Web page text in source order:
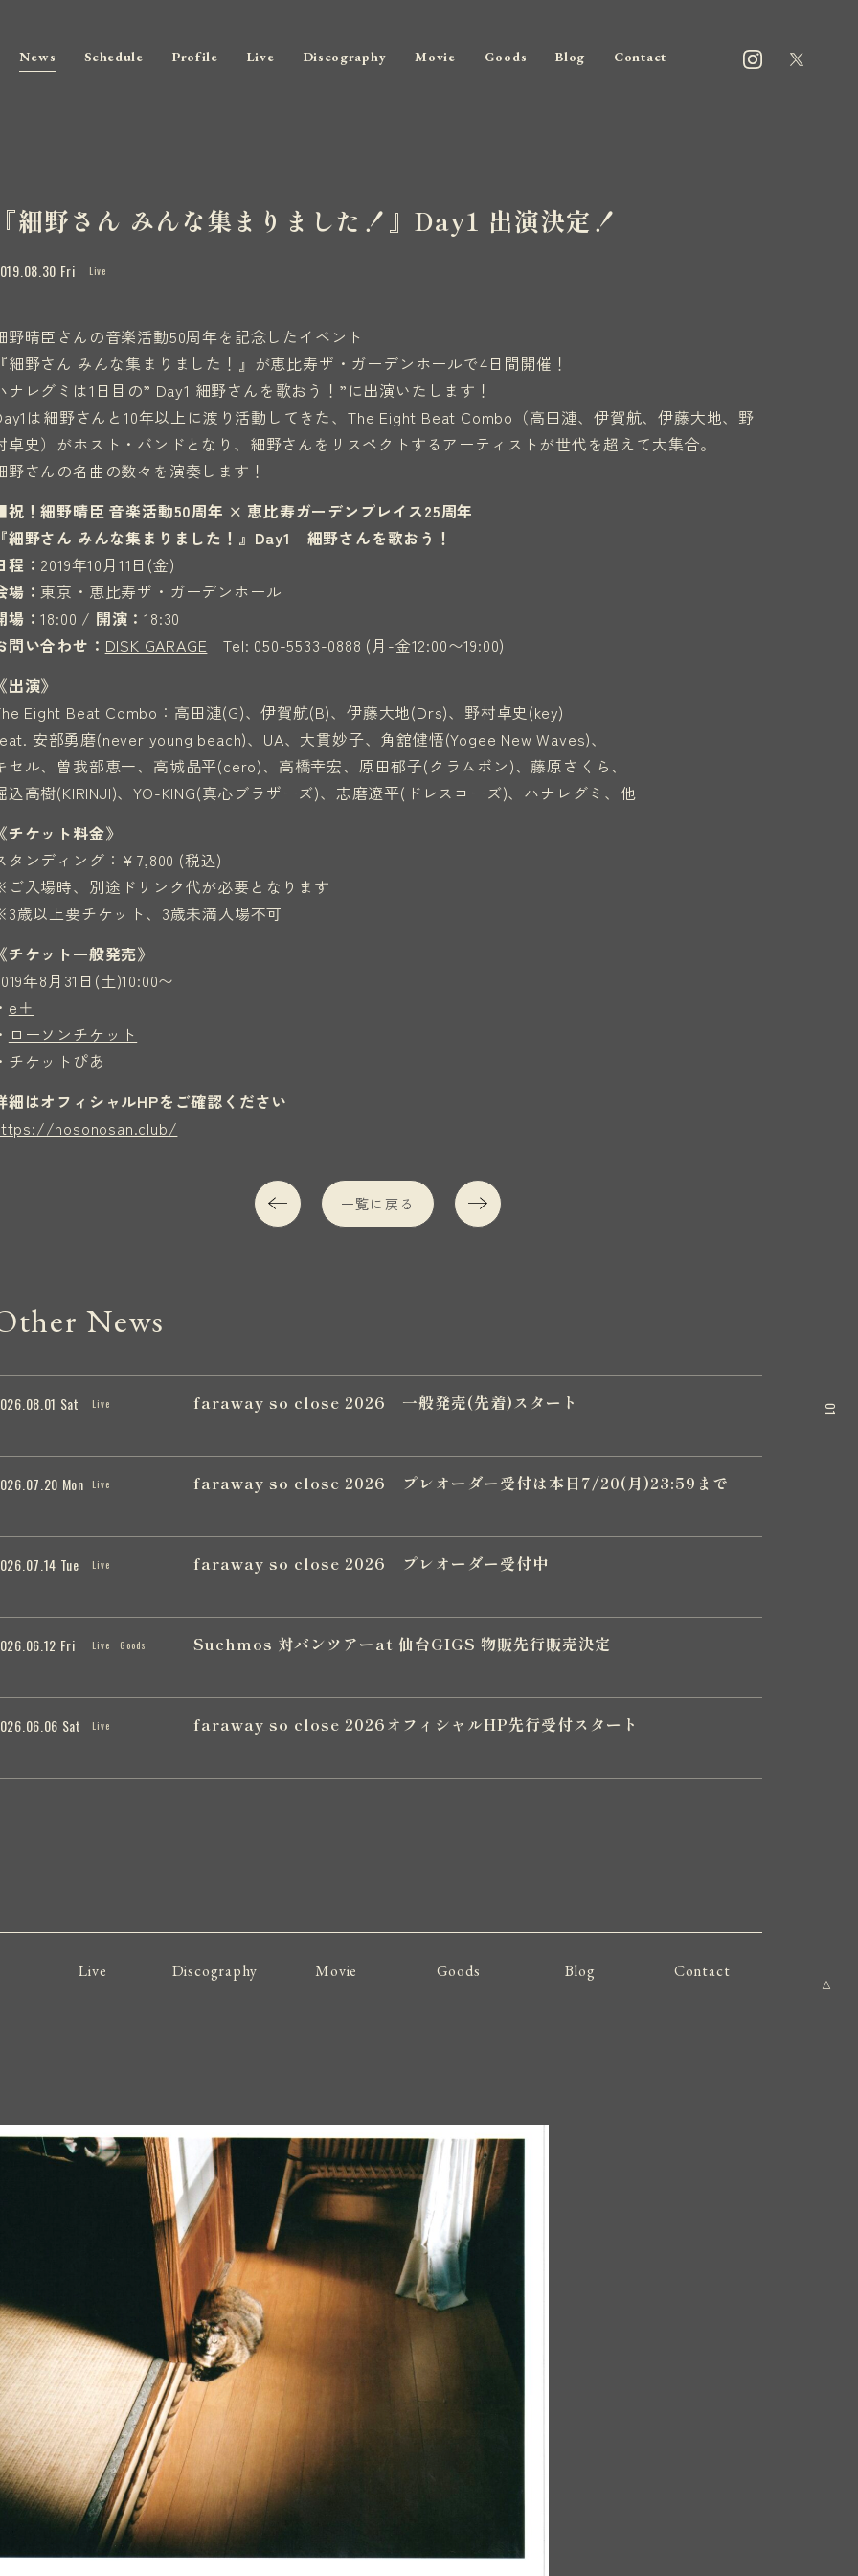
News Schedule Profile Live Discography Movie Goods Blog Contact
01
『細野さん みんな集まりました！』Day1 出演決定！
Fri Live
野晴臣さんの音楽活動50周年を記念したイベント
『細野さん みんな集まりました！』が恵比寿ザ・ガーデンホールで4日間開催！
ナレグミは1日目の” Day1 細野さんを歌おう！”に出演いたします！
は細野さんと10年以上に渡り活動してきた、The Eight Beat Combo（高田漣、伊賀航、伊藤大地、野
卓史）がホスト・バンドとなり、細野さんをリスペクトするアーティストが世代を超えて大集合。
野さんの名曲の数々を演奏します！
！細野晴臣 音楽活動50周年 × 恵比寿ガーデンプレイス25周年
『細野さん みんな集まりました！』Day1 細野さんを歌おう！
程： 2019年10月11日(金)
場：東京・恵比寿ザ・ガーデンホール
場：18:00 / 開演：18:30
問い合わせ： DISK GARAGE Tel: 050-5533-0888 (月-金12:00〜19:00)
《出演》
Eight Beat Combo：高田漣(G)、伊賀航(B)、伊藤大地(Drs)、野村卓史(key)
安部勇磨(never young beach)、UA、大貫妙子、角舘健悟(Yogee New Waves)、
セル、曽我部恵一、高城晶平(cero)、高橋幸宏、原田郁子(クラムボン)、藤原さくら、
込高樹(KIRINJI)、YO-KING(真心ブラザーズ)、志磨遼平(ドレスコーズ)、ハナレグミ、他
《チケット料金》
タンディング：￥7,800 (税込)
入場時、別途ドリンク代が必要となります
歳以上要チケット、3歳未満入場不可
《チケット一般発売》
年8月31日(土)10:00〜
・ e＋
・ ローソンチケット
・ チケットぴあ
細はオフィシャルHPをご確認ください
hosonosan.club/
一覧に戻る
News
Sat Live faraway so close 2026 一般発売(先着)スタート
Mon Live faraway so close 2026 プレオーダー受付は本日7/20(月)23:59まで
Tue Live faraway so close 2026 プレオーダー受付中
Fri Live Goods Suchmos 対バンツアーat 仙台GIGS 物販先行販売決定
Sat Live faraway so close 2026オフィシャルHP先行受付スタート
Live Discography Movie Goods Blog Contact